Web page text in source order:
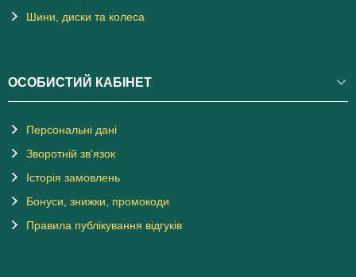
Шини, диски та колеса
ОСОБИСТИЙ КАБІНЕТ
Персональні дані
Зворотній зв'язок
Історія замовлень
Бонуси, знижки, промокоди
Правила публікування відгуків